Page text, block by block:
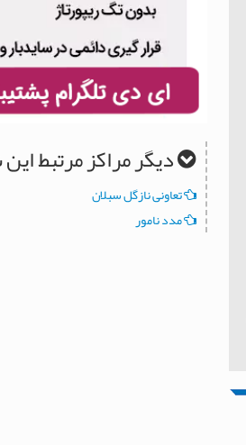
دیگر مراکز مرتبط
تعاونی نازگل سبلان
مدد نامور